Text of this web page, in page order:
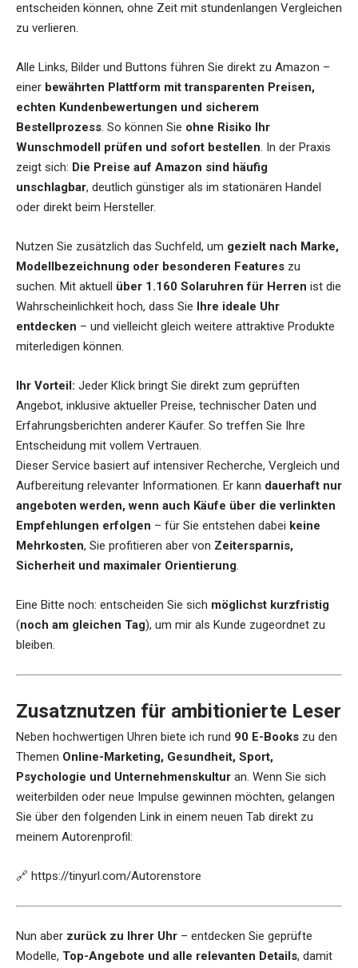
entscheiden können, ohne Zeit mit stundenlangen Vergleichen
zu verlieren.
Alle Links, Bilder und Buttons führen Sie direkt zu Amazon –
einer bewährten Plattform mit transparenten Preisen,
echten Kundenbewertungen und sicherem
Bestellprozess. So können Sie ohne Risiko Ihr
Wunschmodell prüfen und sofort bestellen. In der Praxis
zeigt sich: Die Preise auf Amazon sind häufig
unschlagbar, deutlich günstiger als im stationären Handel
oder direkt beim Hersteller.
Nutzen Sie zusätzlich das Suchfeld, um gezielt nach Marke,
Modellbezeichnung oder besonderen Features zu
suchen. Mit aktuell über 1.160 Solaruhren für Herren ist die
Wahrscheinlichkeit hoch, dass Sie Ihre ideale Uhr
entdecken – und vielleicht gleich weitere attraktive Produkte
miterledigen können.
Ihr Vorteil: Jeder Klick bringt Sie direkt zum geprüften
Angebot, inklusive aktueller Preise, technischer Daten und
Erfahrungsberichten anderer Käufer. So treffen Sie Ihre
Entscheidung mit vollem Vertrauen.
Dieser Service basiert auf intensiver Recherche, Vergleich und
Aufbereitung relevanter Informationen. Er kann dauerhaft nur
angeboten werden, wenn auch Käufe über die verlinkten
Empfehlungen erfolgen – für Sie entstehen dabei keine
Mehrkosten, Sie profitieren aber von Zeitersparnis,
Sicherheit und maximaler Orientierung.
Eine Bitte noch: entscheiden Sie sich möglichst kurzfristig
(noch am gleichen Tag), um mir als Kunde zugeordnet zu
bleiben.
Zusatznutzen für ambitionierte Leser
Neben hochwertigen Uhren biete ich rund 90 E-Books zu den
Themen Online-Marketing, Gesundheit, Sport,
Psychologie und Unternehmenskultur an. Wenn Sie sich
weiterbilden oder neue Impulse gewinnen möchten, gelangen
Sie über den folgenden Link in einem neuen Tab direkt zu
meinem Autorenprofil:
🔗 https://tinyurl.com/Autorenstore
Nun aber zurück zu Ihrer Uhr – entdecken Sie geprüfte
Modelle, Top-Angebote und alle relevanten Details, damit